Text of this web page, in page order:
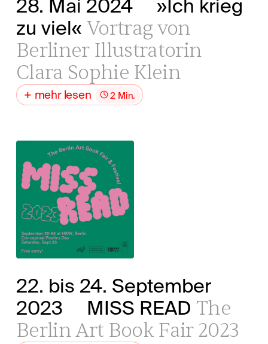
28. Mai 2024
»Ich krieg
zu viel« Vortrag von
Berliner Illustratorin
Clara Sophie Klein
mehr lesen 2 Min.
22. bis 24. September
2023
MISS READ The
Berlin Art Book Fair 2023